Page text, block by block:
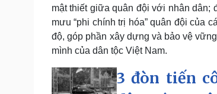
mật thiết giữa quân đội với nhân dân;
mưu “phi chính trị hóa” quân đội của
độ, góp phần xây dựng và bảo vệ
mình của dân tộc Việt Nam.
3 đòn tiến